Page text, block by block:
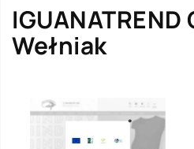
Wełniak